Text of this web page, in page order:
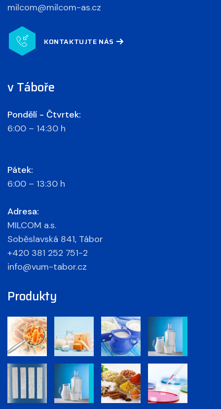
milcom@milcom-as.cz
KONTAKTUJTE NÁS
v Táboře
Pondělí - Čtvrtek:
6:00 – 14:30 h
Pátek:
6:00 – 13:30 h
Adresa:
MILCOM a.s.
Soběslavská 841, Tábor
+420 381 252 751-2
info@vum-tabor.cz
Produkty